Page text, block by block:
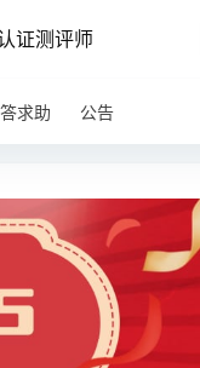
证测评师
求助 公告